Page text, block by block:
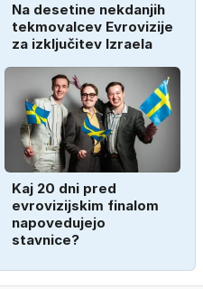
Na desetine nekdanjih
tekmovalcev Evrovizije
za izključitev Izraela
Kaj 20 dni pred
evrovizijskim finalom
napovedujejo
stavnice?